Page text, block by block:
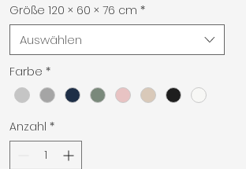
Größe 120 × 60 × 76 cm *
Auswählen
Farbe *
Anzahl *